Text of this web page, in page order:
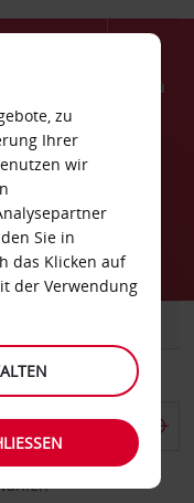
Menü
zu
Ihrer
wir
Sie in
das Klicken auf
der Verwendung